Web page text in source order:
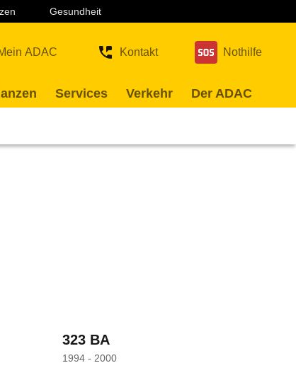
Gesundheit
ADAC Kontakt Nothilfe
Services Verkehr Der ADAC
323 BA
1994 - 2000